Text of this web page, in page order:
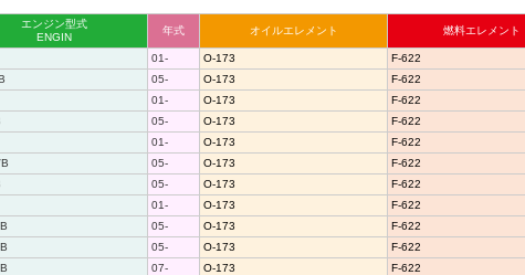
エンジン型式
ENGIN
年式 オイルエレメント 燃料エレメント
01- O-173
F-622
05- O-173
F-622
01- O-173 F-622
05- O-173 F-622
01- O-173 F-622
05- O-173 F-622
05- O-173 F-622
01- O-173 F-622
05- O-173 F-622
05- O-173 F-622
07- O-173 F-622